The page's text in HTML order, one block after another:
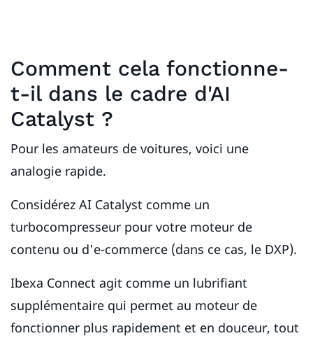
Comment cela fonctionne-
t-il dans le cadre d'AI
Catalyst ?
Pour les amateurs de voitures, voici une
analogie rapide.
Considérez AI Catalyst comme un
turbocompresseur pour votre moteur de
contenu ou d'e-commerce (dans ce cas, le DXP).
Ibexa Connect agit comme un lubrifiant
supplémentaire qui permet au moteur de
fonctionner plus rapidement et en douceur, tout